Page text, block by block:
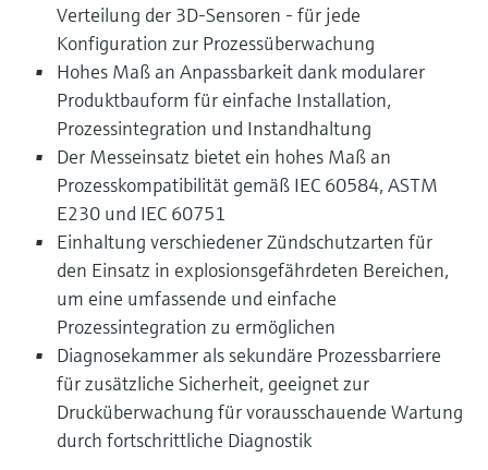
Verteilung der 3D-Sensoren - für jede
Konfiguration zur Prozessüberwachung
Hohes Maß an Anpassbarkeit dank modularer
Produktbauform für einfache Installation,
Prozessintegration und Instandhaltung
Der Messeinsatz bietet ein hohes Maß an
Prozesskompatibilität gemäß IEC 60584, ASTM
E230 und IEC 60751
Einhaltung verschiedener Zündschutzarten für
den Einsatz in explosionsgefährdeten Bereichen,
um eine umfassende und einfache
Prozessintegration zu ermöglichen
Diagnosekammer als sekundäre Prozessbarriere
für zusätzliche Sicherheit, geeignet zur
Drucküberwachung für vorausschauende Wartung
durch fortschrittliche Diagnostik